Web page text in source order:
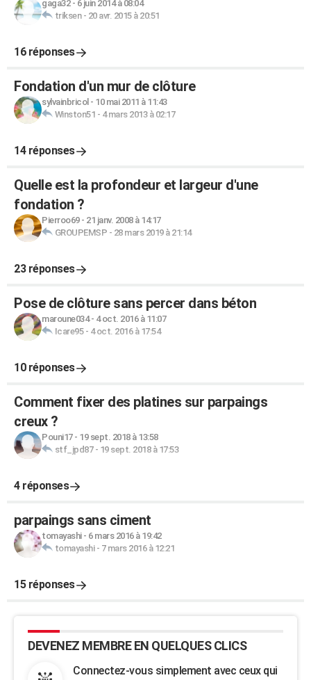
gaga32- 6 juin 2014 à 08:04
triksen- 20 avr. 2015 à 20:51
16 réponses
Fondation d'un mur de clôture
sylvainbricol - 10 mai 2011 à 11:43
Winston51 - 4 mars 2013 à 02:17
14 réponses
Quelle est la profondeur et largeur d'une
fondation ?
Pierroo69- 21 janv. 2008 à 14:17
GROUPEMSP - 28 mars 2019 à 21:14
23 réponses
Pose de clôture sans percer dans béton
maroune034- 4 oct. 2016 à 11:07
Icare95- 4 oct. 2016 à 17:54
10 réponses
Comment fixer des platines sur parpaings
creux ?
Pouni17- 19 sept. 2018 à 13:58
stf_jpd87- 19 sept. 2018 à 17:53
4 réponses
parpaings sans ciment
tomayashi- 6 mars 2016 à 19:42
tomayashi- 7 mars 2016 à 12:21
15 réponses
DEVENEZ MEMBRE EN QUELQUES CLICS
Connectez-vous simplement avec ceux qui